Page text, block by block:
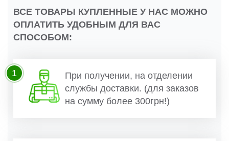
ВСЕ ТОВАРЫ КУПЛЕННЫЕ У НАС МОЖНО
ОПЛАТИТЬ УДОБНЫМ ДЛЯ ВАС
СПОСОБОМ:
При получении, на отделении
службы доставки. (для заказов
на сумму более 300грн!)
1